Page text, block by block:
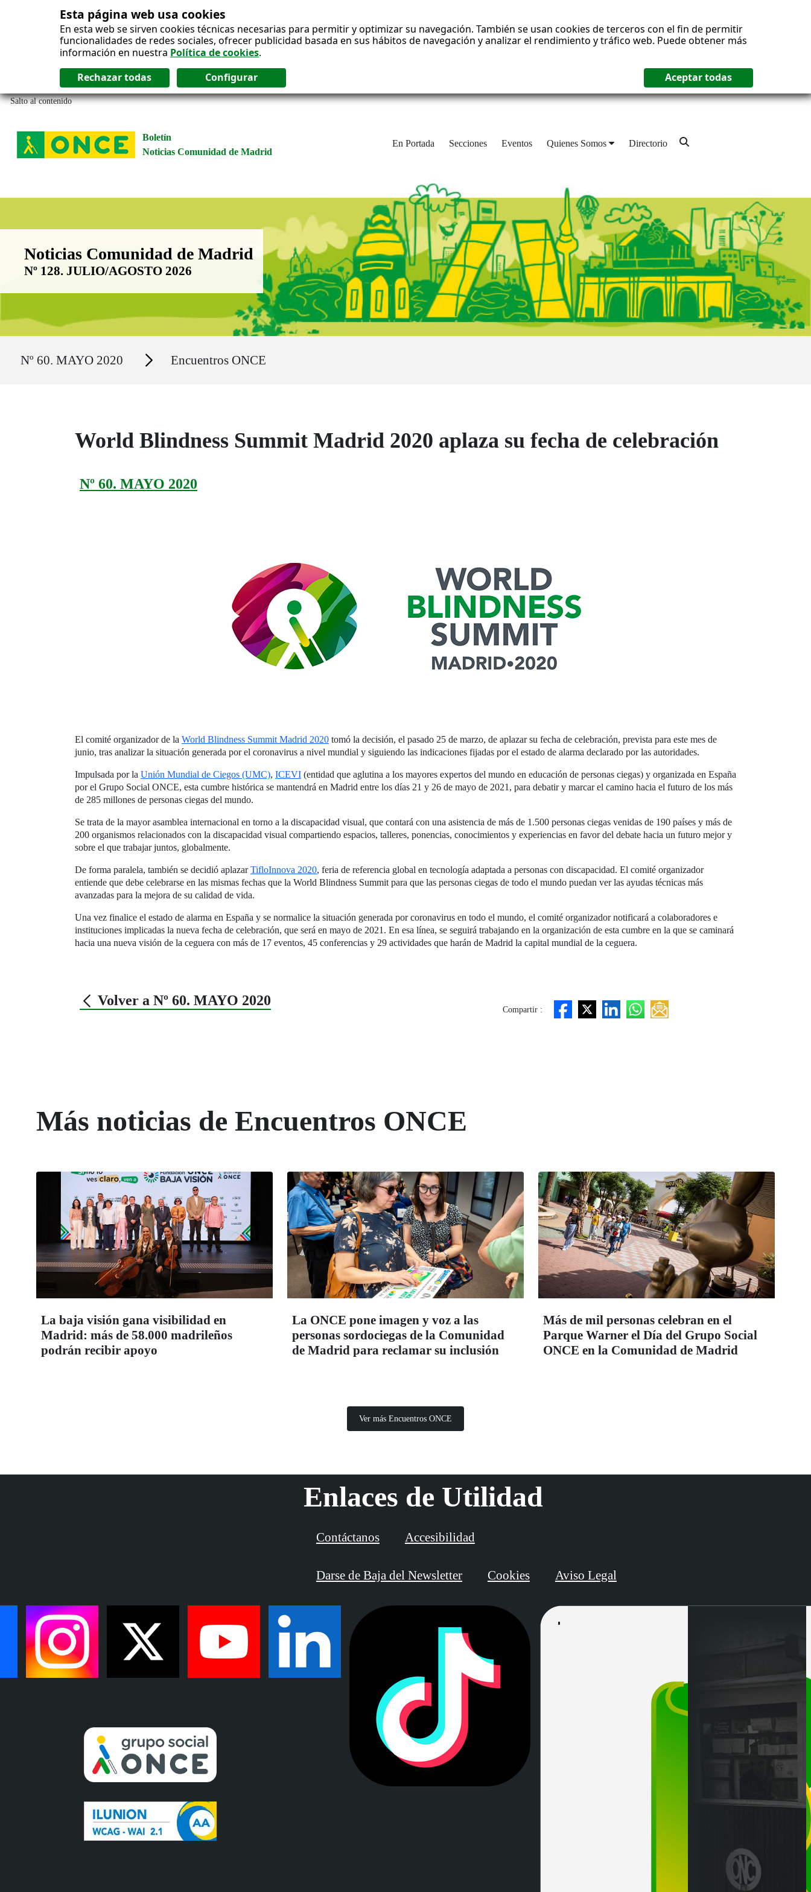
Esta página web usa cookies
En esta web se sirven cookies técnicas necesarias para permitir y optimizar su navegación. También se usan cookies de terceros con el fin de permitir
funcionalidades de redes sociales, ofrecer publicidad basada en sus hábitos de navegación y analizar el rendimiento y tráfico web. Puede obtener más
información en nuestra Política de cookies.
Salto al contenido
Boletín
Noticias Comunidad de Madrid
En Portada Secciones Eventos Quienes Somos Directorio
Boletín Noticias Comunidad de Madrid
Noticias Comunidad de Madrid
Nº 128. JULIO/AGOSTO 2026
Nº 60. MAYO 2020 Secciones Encuentros ONCE
World Blindness Summit Madrid 2020 aplaza su fecha de celebración
Nº 60. MAYO 2020
El comité organizador de la World Blindness Summit Madrid 2020 tomó la decisión, el pasado 25 de marzo, de aplazar su fecha de celebración, prevista para este mes de
junio, tras analizar la situación generada por el coronavirus a nivel mundial y siguiendo las indicaciones fijadas por el estado de alarma declarado por las autoridades.
Impulsada por la Unión Mundial de Ciegos (UMC), ICEVI (entidad que aglutina a los mayores expertos del mundo en educación de personas ciegas) y organizada en España
por el Grupo Social ONCE, esta cumbre histórica se mantendrá en Madrid entre los días 21 y 26 de mayo de 2021, para debatir y marcar el camino hacia el futuro de los más
de 285 millones de personas ciegas del mundo.
Se trata de la mayor asamblea internacional en torno a la discapacidad visual, que contará con una asistencia de más de 1.500 personas ciegas venidas de 190 países y más de
200 organismos relacionados con la discapacidad visual compartiendo espacios, talleres, ponencias, conocimientos y experiencias en favor del debate hacia un futuro mejor y
sobre el que trabajar juntos, globalmente.
De forma paralela, también se decidió aplazarTifloInnova 2020, feria de referencia global en tecnología adaptada a personas con discapacidad. El comité organizador
entiende que debe celebrarse en las mismas fechas que la World Blindness Summit para que las personas ciegas de todo el mundo puedan ver las ayudas técnicas más
avanzadas para la mejora de su calidad de vida.
Una vez finalice el estado de alarma en España y se normalice la situación generada por coronavirus en todo el mundo, el comité organizador notificará a colaboradores e
instituciones implicadas la nueva fecha de celebración, que será en mayo de 2021. En esa línea, se seguirá trabajando en la organización de esta cumbre en la que se caminará
hacia una nueva visión de la ceguera con más de 17 eventos, 45 conferencias y 29 actividades que harán de Madrid la capital mundial de la ceguera.
Volver a Nº 60. MAYO 2020
Compartir :
Más noticias de Encuentros ONCE
La baja visión gana visibilidad en
Madrid: más de 58.000 madrileños
podrán recibir apoyo
La ONCE pone imagen y voz a las
personas sordociegas de la Comunidad
de Madrid para reclamar su inclusión
Más de mil personas celebran en el
Parque Warner el Día del Grupo Social
ONCE en la Comunidad de Madrid
Ver más Encuentros ONCE
Enlaces de Utilidad
Contáctanos Accesibilidad
Darse de Baja del Newsletter Cookies Aviso Legal